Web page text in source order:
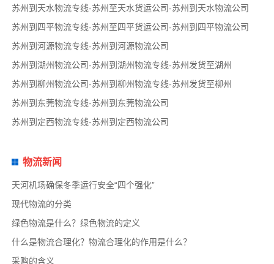
苏州到天水物流专线-苏州至天水货运公司-苏州到天水物流公司
苏州到四平物流专线-苏州至四平货运公司-苏州到四平物流公司
苏州到河源物流专线-苏州到河源物流公司
苏州到湖州物流公司-苏州到湖州物流专线-苏州发货至湖州
苏州到柳州物流公司-苏州到柳州物流专线-苏州发货至柳州
苏州到东莞物流专线-苏州到东莞物流公司
苏州到定西物流专线-苏州到定西物流公司
物流新闻
天河机场确保冬季运行安全“四个强化”
现代物流的分类
绿色物流是什么？绿色物流的定义
什么是物流合理化？物流合理化的作用是什么？
采购的含义